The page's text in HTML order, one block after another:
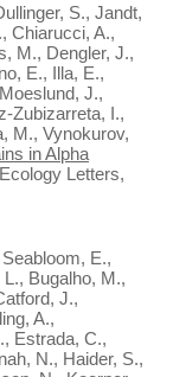
S., Jandt,
Chiarucci, A.,
M., Dengler, J.,
E., Illa, E.,
J.,
Zubizarreta, I.,
M., Vynokurov,
in Alpha
Letters,
E.,
L., Bugalho, M.,
J.,
A.,
Estrada, C.,
N., Haider, S.,